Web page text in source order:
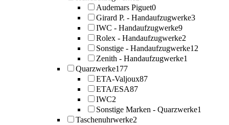
Audemars Piguet0
Girard P. - Handaufzugwerke3
IWC - Handaufzugwerke9
Rolex - Handaufzugwerke2
Sonstige - Handaufzugwerke12
Zenith - Handaufzugwerke1
Quarzwerke177
ETA-Valjoux87
ETA/ESA87
IWC2
Sonstige Marken - Quarzwerke1
Taschenuhrwerke2